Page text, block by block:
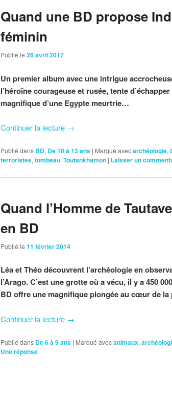
Quand une BD propose
féminin
Publié le 26 avril 2017
Un premier album avec une intrigue
l’héroïne courageuse et rusée, tente
magnifique d’une Egypte meurtrie…
Continuer la lecture →
Publié dans BD, De 10 à 13 ans | Marqué avecarchéologie,
terroristes, tombeau, Toutankhamon | Laisser un
Quand l’Homme de
en BD
Publié le 11 février 2014
Léa et Théo découvrent l’archéologie en
l’Arago. C’est une grotte où a vécu, il y a 450
BD offre une magnifique plongée au cœur de
Continuer la lecture →
Publié dans De 6 à 9 ans | Marqué avecanimaux,
Uneréponse